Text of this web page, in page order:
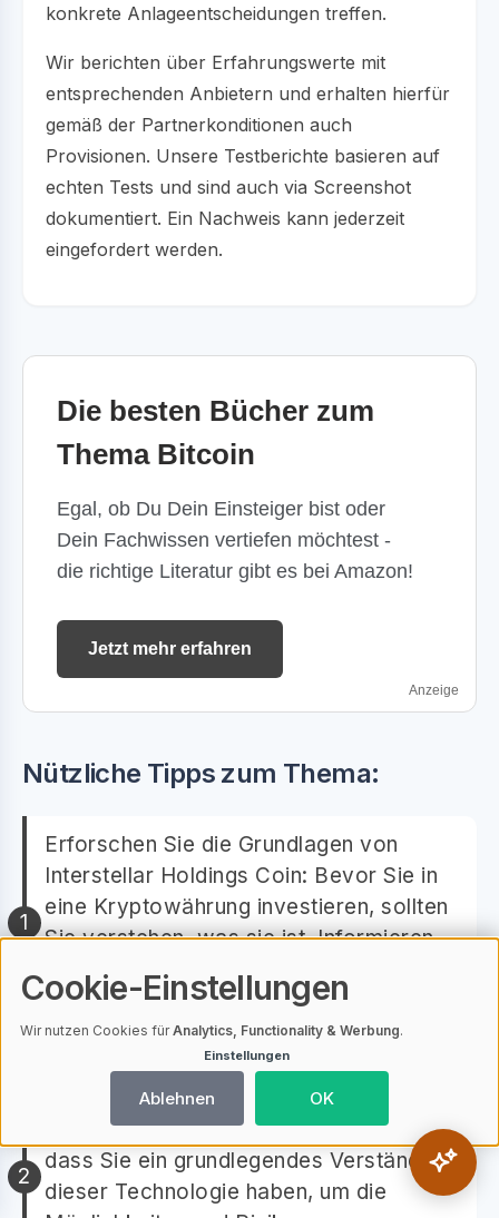
konkrete Anlageentscheidungen treffen.
Wir berichten über Erfahrungswerte mit
entsprechenden Anbietern und erhalten hierfür
gemäß der Partnerkonditionen auch
Provisionen. Unsere Testberichte basieren auf
echten Tests und sind auch via Screenshot
dokumentiert. Ein Nachweis kann jederzeit
eingefordert werden.
Die besten Bücher zum
Thema Bitcoin
Egal, ob Du Dein Einsteiger bist oder
Dein Fachwissen vertiefen möchtest -
die richtige Literatur gibt es bei Amazon!
Jetzt mehr erfahren
Anzeige
Nützliche Tipps zum Thema:
Erforschen Sie die Grundlagen von
Interstellar Holdings Coin: Bevor Sie in
eine Kryptowährung investieren, sollten
Sie verstehen, was sie ist. Informieren
Sie sich über das Projekt, das Team
dahinter und seine Vision.
Verstehen Sie die Technologie:
Interstellar Holdings Coin basiert auf der
Blockchain-Technologie. Es ist wichtig,
dass Sie ein grundlegendes Verständnis
dieser Technologie haben, um die
Cookie-Einstellungen
Wir nutzen Cookies fürAnalytics, Functionality & Werbung.
Einstellungen
Ablehnen OK